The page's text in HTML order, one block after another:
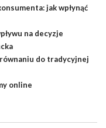
jak wpłynąć
na decyzje
do tradycyjnej
online